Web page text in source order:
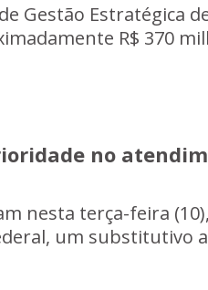
Gestão Estratégica
R$ 370
no
nesta terça-feira
um substitutivo